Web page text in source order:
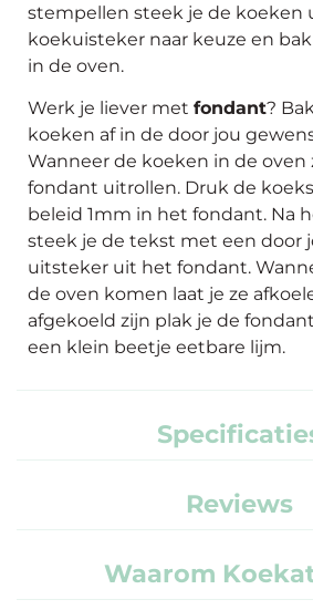
stempellen steek je de koeken
koekuisteker naar keuze en
in de oven.
Werk je liever met fondant?
koeken af in de door jou
Wanneer de koeken in de
fondant uitrollen. Druk de
beleid 1mm in het fondant. Na
steek je de tekst met een door
uitsteker uit het fondant.
de oven komen laat je ze
afgekoeld zijn plak je de
een klein beetje eetbare lijm.
Reviews
Waarom